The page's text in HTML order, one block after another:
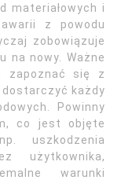
materiałowych i
z powodu
zobowiązuje
na nowy. Ważne
zapoznać się z
każdy
Powinny
co jest objęte
uszkodzenia
użytkownika,
warunki